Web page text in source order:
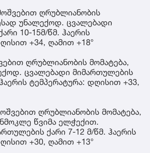
ღრუბლიანობის
უნალექოდ. ცვალებადი
10-15მ/წმ. ჰაერის
+34, ღამით +18°
ღრუბლიანობის მომატება,
ცვალებადი მიმართულების
ტემპერატურა: დღისით +33,
ღრუბლიანობის მომატება,
წვიმა ელჭექით.
ქარი 7-12 მ/წმ. ჰაერის
+30, ღამით +13°